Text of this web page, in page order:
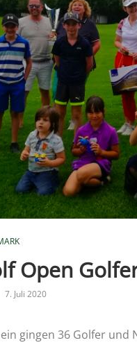
Open
7. Juli 2020
gingen 36 Golfer